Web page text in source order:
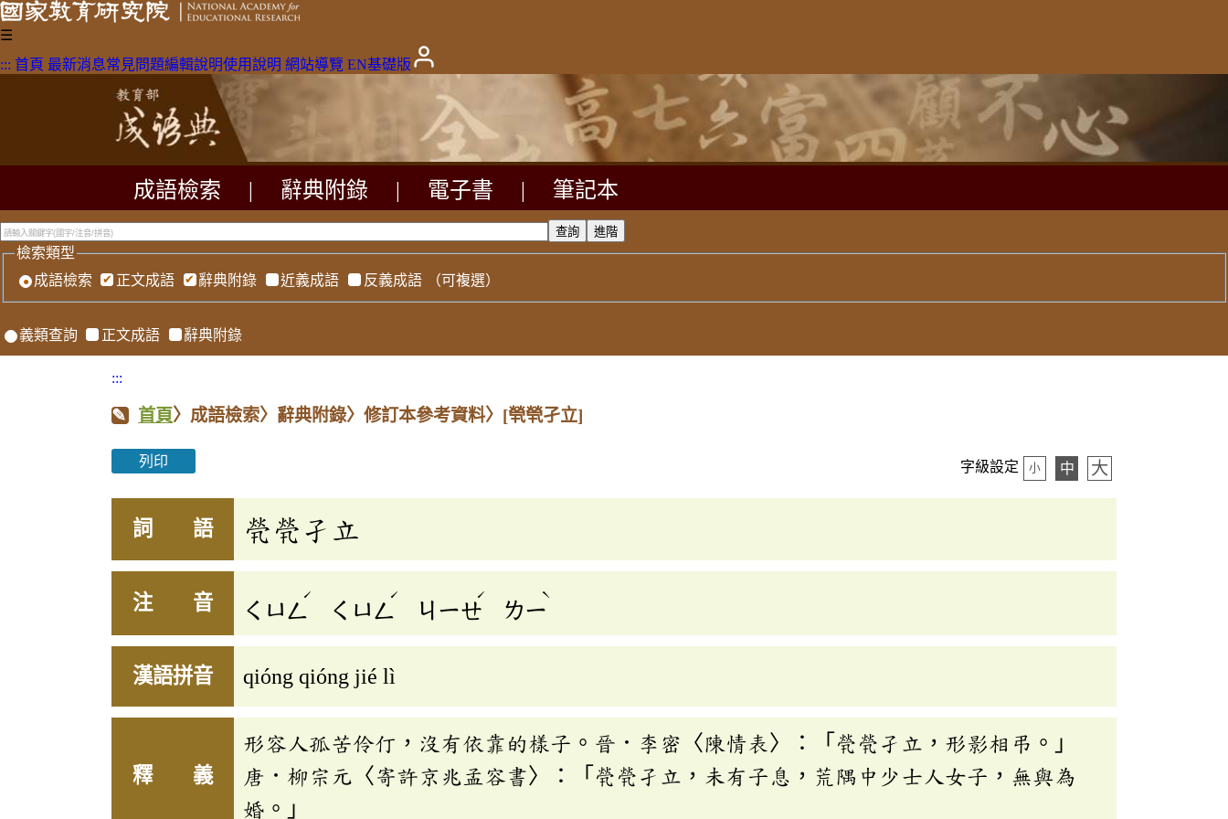
☰
::: 首頁 最新消息常見問題編輯說明使用說明 網站導覽 EN基礎版
成語檢索 辭典附錄 電子書 筆記本
檢索類型
成語檢索
正文成語 辭典附錄 近義成語 反義成語 （可複選）
義類查詢 正文成語 辭典附錄
:::
首頁〉成語檢索〉辭典附錄〉修訂本參考資料〉 [煢煢孑立]
列印 字級設定 小 中 大
詞 語 煢煢孑立
注 音 ㄑㄩㄥ
ˊ
ㄑㄩㄥ
ˊ
ㄐㄧㄝ
ˊ
ㄌㄧ
ˋ
漢語拼音 qióng qióng jié lì
釋 義
形容人孤苦伶仃，沒有依靠的樣子。晉．李密〈陳情表〉：「煢煢孑立，形影相弔。」
唐．柳宗元〈寄許京兆孟容書〉：「煢煢孑立，未有子息，荒隅中少士人女子，無與為
婚。」